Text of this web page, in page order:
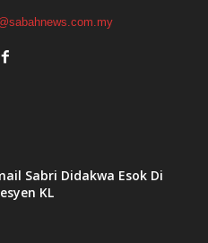
Sabri Didakwa Esok Di
KL